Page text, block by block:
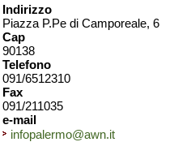
Indirizzo
Piazza P.Pe di Camporeale, 6
Cap
90138
Telefono
091/6512310
Fax
091/211035
e-mail
infopalermo@awn.it